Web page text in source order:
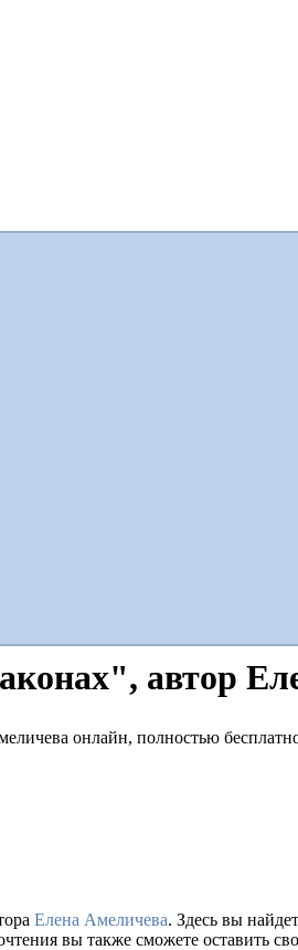
автор
Елена Амеличева. Здесь вы
вы также сможете оставить